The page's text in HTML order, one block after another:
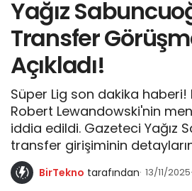
Yağız
Transfer
Açıkladı!
Süper Lig son dakika haberi!
Robert Lewandowski'nin
iddia edildi. Gazeteci Yağız
transfer girişiminin
BirTekno tarafından 13/11/2025